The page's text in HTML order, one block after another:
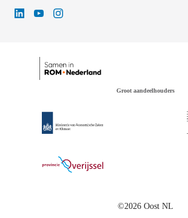
Groot aandeelhouders
©2026 Oost NL